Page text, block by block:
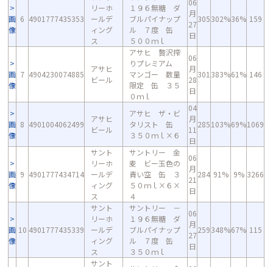
画
像
6 4901777435353
リーホ
ールデ
ィング
ス
１９６無糖 ダ
ブルパイナップ
ル ７度 缶
５００ｍｌ
06
月
27
日
305302%36% 159
画
像
7 4904230074885
アサヒ
ビール
アサヒ 贅沢搾
りプレミアム
マンゴー 数量
限定 缶 ３５
０ｍｌ
06
月
28
日
301 383%61% 146
画
像
8 4901004062499
アサヒ
ビール
アサヒ ザ・ビ
タリスト 缶
３５０ｍｌ×６
04
月
11
日
285103%69%1069
画
像
9 4901777434714
サント
リーホ
ールデ
ィング
ス
サントリー 金
麦 ビー玉色の
青い空 缶 ３
５０ｍｌ×６×
４
06
月
21
日
284 91% 9% 3266
画
像
10 4901777435339
サント
リーホ
ールデ
ィング
ス
サントリー －
１９６無糖 ダ
ブルパイナップ
ル ７度 缶
３５０ｍｌ
06
月
27
日
259348%67% 115
サント